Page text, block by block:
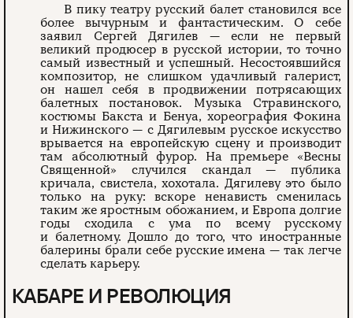
В пику театру русский балет становился все
более вычурным и фантастическим. О себе
заявил Сергей Дягилев — если не первый
великий продюсер в русской истории, то точно
самый известный и успешный. Несостоявшийся
композитор, не слишком удачливый галерист,
он нашел себя в продвижении потрясающих
балетных постановок. Музыка Стравинского,
костюмы Бакста и Бенуа, хореография Фокина
и Нижинского — с Дягилевым русское искусство
врывается на европейскую сцену и производит
там абсолютный фурор. На премьере «Весны
Священной» случился скандал — публика
кричала, свистела, хохотала. Дягилеву это было
только на руку: вскоре ненависть сменилась
таким же яростным обожанием, и Европа долгие
годы сходила с ума по всему русскому
и балетному. Дошло до того, что иностранные
балерины брали себе русские имена — так легче
сделать карьеру.
КАБАРЕ И РЕВОЛЮЦИЯ